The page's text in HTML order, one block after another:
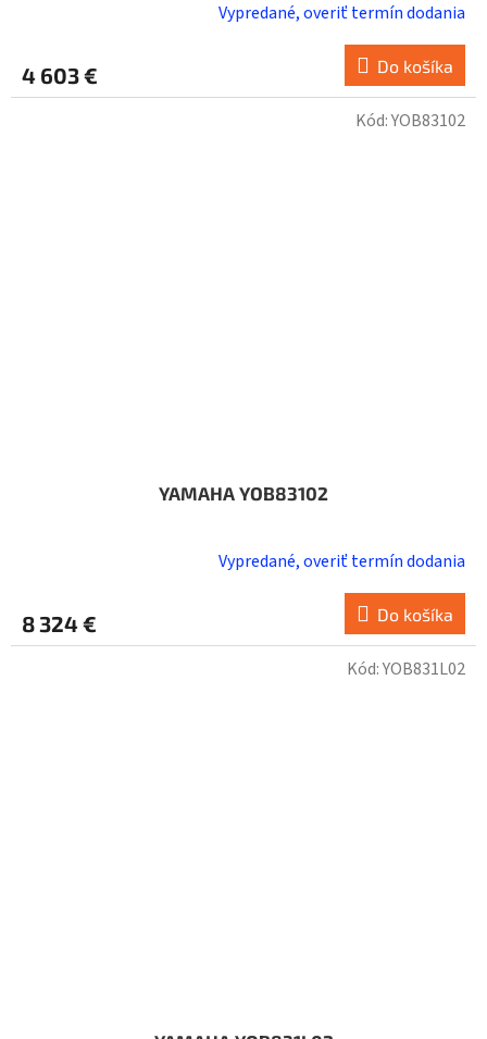
Vypredané, overiť termín dodania
4 603 € Do košíka
YAMAHA YOB83102
Vypredané, overiť termín dodania
8 324 € Do košíka
Kód:YOB83102
Kód:YOB831L02